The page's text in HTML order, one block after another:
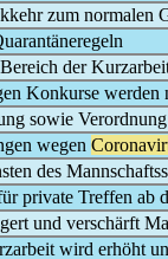
zum normalen
der
Konkurse werden
sowie
wegen
des
private Treffen ab
und verschärft
wird erhöht